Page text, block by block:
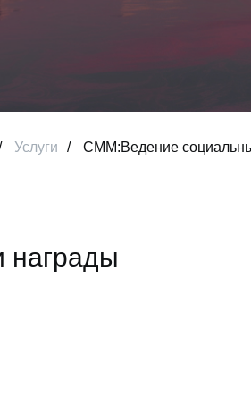
Услуги / СММ:Ведение